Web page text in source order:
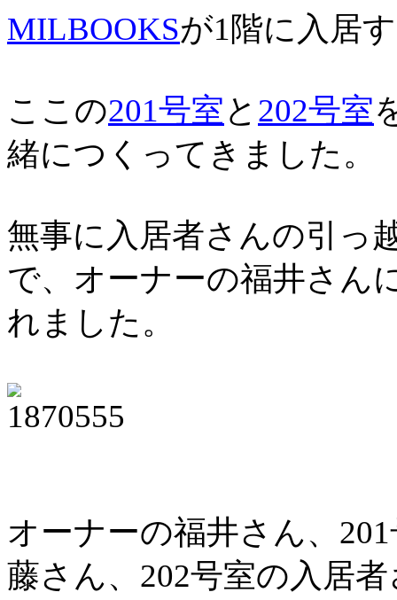
MILBOOKSが1階に入居
ここの201号室と 202号室
緒につくってきました。
無事に入居者さんの引っ
で、オーナーの福井さん
れました。
オーナーの福井さん、
藤さん、202号室の入居